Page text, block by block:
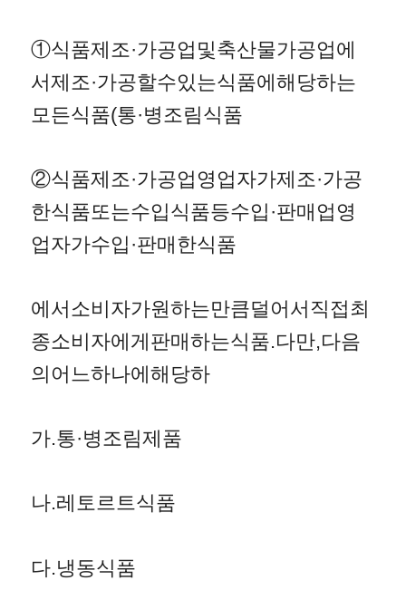
①식품제조·가공업및축산물가공업에
서제조·가공할수있는식품에해당하는
모든식품(통·병조림식품
②식품제조·가공업영업자가제조·가공
한식품또는수입식품등수입·판매업영
업자가수입·판매한식품
에서소비자가원하는만큼덜어서직접최
종소비자에게판매하는식품.다만,다음
의어느하나에해당하
가.통·병조림제품
나.레토르트식품
다.냉동식품